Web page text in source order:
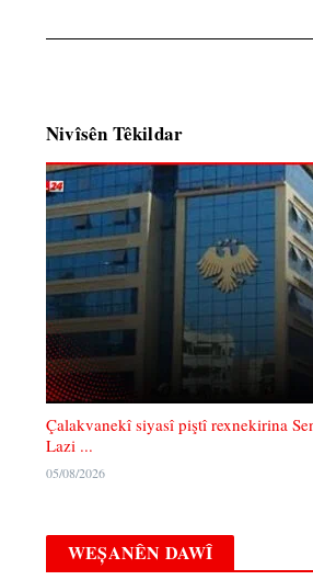
Nivîsên Têkildar
Çalakvanekî siyasî piştî rexnekirina
Lazi ...
05/08/2026
WEȘANÊN DAWÎ